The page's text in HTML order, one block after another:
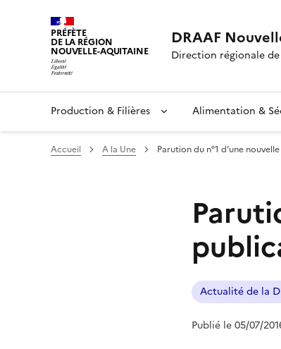
PRÉFÈTE
DE LA RÉGION
NOUVELLE-AQUITAINE
DRAAF
Direction régionale
Production & Filières Alimentation &
Accueil A la Une Parution du n°1 d’une
Actualité de la
Publié le 05/07/